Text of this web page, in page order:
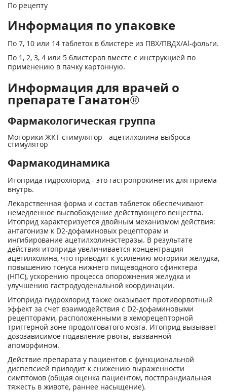
По рецепту
Информация по упаковке
По 7, 10 или 14 таблеток в блистере из ПВХ/ПВДХ/Аl-фольги.
По 1, 2, 3, 4 или 5 блистеров вместе с инструкцией по
применению в пачку картонную.
Информация для врачей о
препарате Ганатон®
Фармакологическая группа
Моторики ЖКТ стимулятор - ацетилхолина выброса
стимулятор
Фармакодинамика
Итоприда гидрохлорид - это гастропрокинетик для приема
внутрь.
Лекарственная форма и состав таблеток обеспечивают
немедленное высвобождение действующего вещества.
Итоприд характеризуется двойным механизмом действия:
антагонизм к D2-дофаминовых рецепторам и
ингибирование ацетилхолинэстеразы. В результате
действия итоприда увеличивается концентрация
ацетилхолина, что приводит к усилению моторики желудка,
повышению тонуса нижнего пищеводного сфинктера
(НПС), ускорению процесса опорожнения желудка и
улучшению гастродуоденальной координации.
Итоприда гидрохлорид также оказывает противорвотный
эффект за счет взаимодействия с D2-дофаминовыми
рецепторами, расположенными в хеморецепторной
триггерной зоне продолговатого мозга. Итоприд вызывает
дозозависимое подавление рвоты, вызванной
апоморфином.
Действие препарата у пациентов с функциональной
диспепсией приводит к снижению выраженности
симптомов (общая оценка пациентом, постпрандиальная
тяжесть в животе, раннее насыщение).